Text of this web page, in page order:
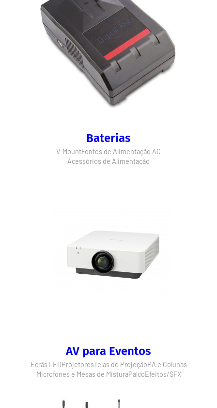
Baterias
V-MountFontes de Alimentação AC
Acessórios de Alimentação
AV para Eventos
Ecrãs LEDProjetoresTelas de ProjeçãoPA e Colunas
Microfones e Mesas de MisturaPalcoEfeitos/SFX